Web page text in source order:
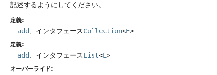
記述するようにしてください。
定義:
add 、インタフェースCollection<E>
定義:
add 、インタフェースList<E>
オーバーライド: